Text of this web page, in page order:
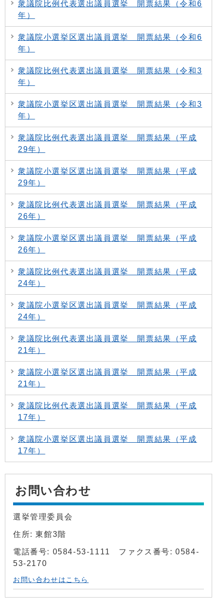
衆議院比例代表選出議員選挙 開票結果（令和6
年）
衆議院小選挙区選出議員選挙 開票結果（令和6
年）
衆議院比例代表選出議員選挙 開票結果（令和3
年）
衆議院小選挙区選出議員選挙 開票結果（令和3
年）
衆議院比例代表選出議員選挙 開票結果（平成
29年）
衆議院小選挙区選出議員選挙 開票結果（平成
29年）
衆議院比例代表選出議員選挙 開票結果（平成
26年）
衆議院小選挙区選出議員選挙 開票結果（平成
26年）
衆議院比例代表選出議員選挙 開票結果（平成
24年）
衆議院小選挙区選出議員選挙 開票結果（平成
24年）
衆議院比例代表選出議員選挙 開票結果（平成
21年）
衆議院小選挙区選出議員選挙 開票結果（平成
21年）
衆議院比例代表選出議員選挙 開票結果（平成
17年）
衆議院小選挙区選出議員選挙 開票結果（平成
17年）
お問い合わせ
選挙管理委員会
住所: 東館3階
電話番号: 0584-53-1111 ファクス番号: 0584-
53-2170
お問い合わせはこちら